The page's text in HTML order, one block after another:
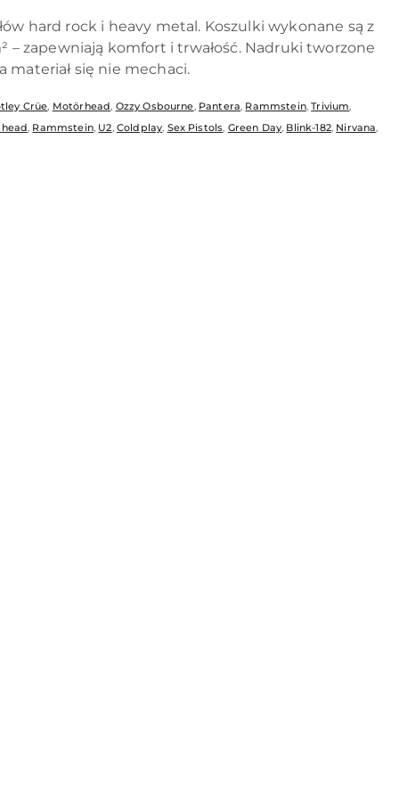
hard rock i heavy metal. Koszulki wykonane są z
– zapewniają komfort i trwałość. Nadruki tworzone
się nie mechaci.
Crüe, Motörhead, Ozzy Osbourne, Pantera, Rammstein,Trivium,
, Rammstein, U2, Coldplay, Sex Pistols, Green Day, Blink-182, Nirvana,